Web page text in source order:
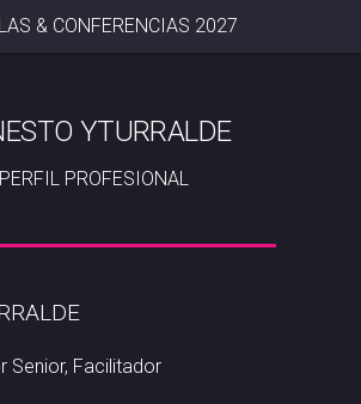
YTURRALDE
PERFIL PROFESIONAL
Senior, Facilitador
& CONFERENCIAS 2027